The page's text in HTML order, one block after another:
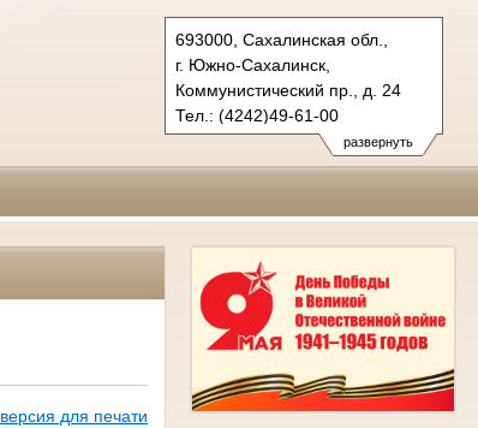
развернуть
693000, Сахалинская обл.,
г. Южно-Сахалинск,
Коммунистический пр., д. 24
Тел.: (4242)49-61-00
oblsud.sah@sudrf.ru
версия для печати